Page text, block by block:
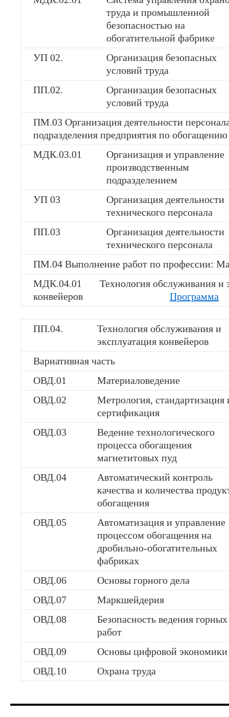
труда и промышленной
безопасностью на
обогатительной фабрике
УП 02.
Организация безопасных
условий труда
ПП.02.
Организация безопасных
условий труда
ПМ.03 Организация деятельности
подразделения предприятия по
МДК.03.01
Организация и управление
производственным
подразделением
УП 03
Организация деятельности
технического персонала
ПП.03
Организация деятельности
технического персонала
ПМ.04 Выполнение работ по профессии:
МДК.04.01 Технология обслуживания и
конвейеров Программа
ПП.04.
Технология обслуживания и
эксплуатация конвейеров
Вариативная часть
ОВД.01
Материаловедение
ОВД.02
Метрология, стандартизация
сертификация
ОВД.03
Ведение технологического
процесса обогащения
магнетитовых пуд
ОВД.04
Автоматический контроль
качества и количества
обогащения
ОВД.05
Автоматизация и управление
процессом обогащения на
дробильно-обогатительных
фабриках
ОВД.06
Основы горного дела
ОВД.07
Маркшейдерия
ОВД.08
Безопасность ведения горных
работ
ОВД.09
Основы цифровой экономики
ОВД.10
Охрана труда